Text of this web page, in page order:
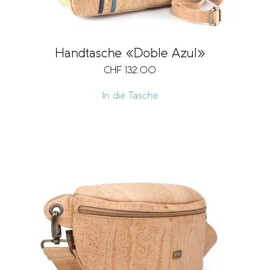
Handtasche «Doble Azul»
CHF 132.00
In die Tasche